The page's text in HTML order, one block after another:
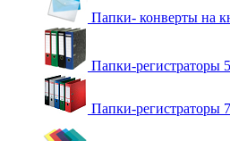
Папки- конверты на
Папки-регистраторы
Папки-регистраторы